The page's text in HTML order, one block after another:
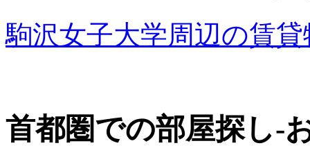
駒沢女子大学周辺の賃
首都圏での部屋探し-